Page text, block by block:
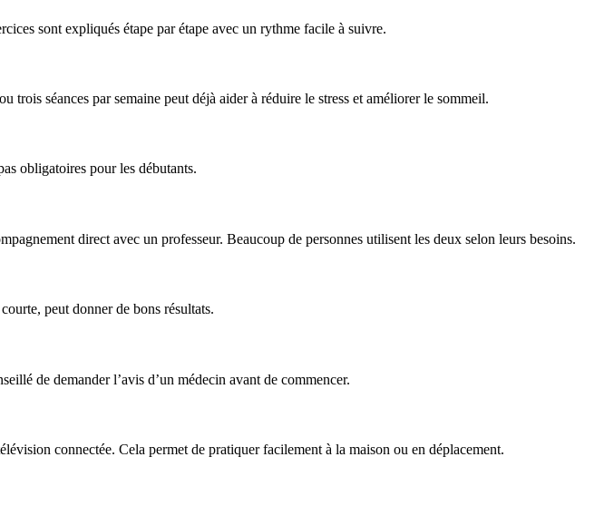
sont expliqués étape par étape avec un rythme facile à suivre.
trois séances par semaine peut déjà aider à réduire le stress et améliorer le sommeil.
obligatoires pour les débutants.
direct avec un professeur. Beaucoup de personnes utilisent les deux selon leurs besoins.
peut donner de bons résultats.
de demander l’avis d’un médecin avant de commencer.
connectée. Cela permet de pratiquer facilement à la maison ou en déplacement.